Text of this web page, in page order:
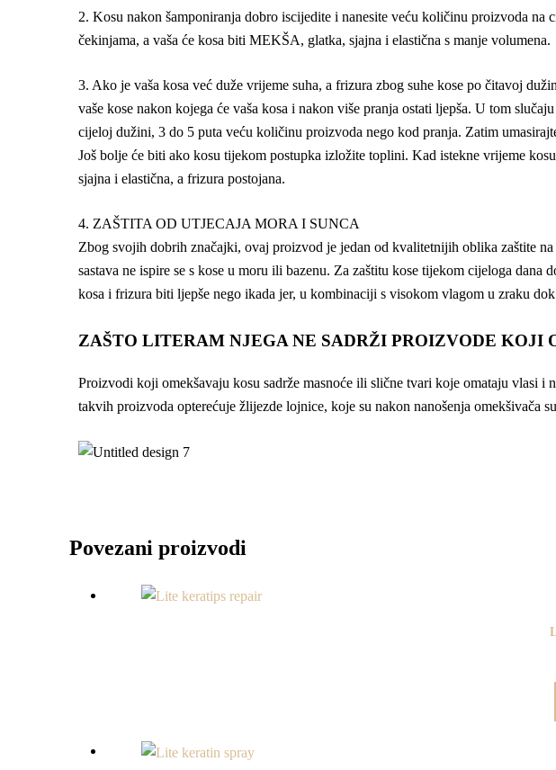
2. Kosu nakon šamponiranja dobro iscijedite i nanesite veću količinu proizvoda
čekinjama, a vaša će kosa biti MEKŠA, glatka, sjajna i elastična s manje volumena.
3. Ako je vaša kosa već duže vrijeme suha, a frizura zbog suhe kose po čitavoj
vaše kose nakon kojega će vaša kosa i nakon više pranja ostati ljepša. U tom
cijeloj dužini, 3 do 5 puta veću količinu proizvoda nego kod pranja. Zatim
Još bolje će biti ako kosu tijekom postupka izložite toplini. Kad istekne vrijeme
sjajna i elastična, a frizura postojana.
4. ZAŠTITA OD UTJECAJA MORA I SUNCA
Zbog svojih dobrih značajki, ovaj proizvod je jedan od kvalitetnijih oblika zaštite
sastava ne ispire se s kose u moru ili bazenu. Za zaštitu kose tijekom cijeloga
kosa i frizura biti ljepše nego ikada jer, u kombinaciji s visokom vlagom u zraku
ZAŠTO LITERAM NJEGA NE SADRŽI PROIZVODE KOJI
Proizvodi koji omekšavaju kosu sadrže masnoće ili slične tvari koje omataju vlasi i
takvih proizvoda opterećuje žlijezde lojnice, koje su nakon nanošenja omekšivača
Povezani proizvodi